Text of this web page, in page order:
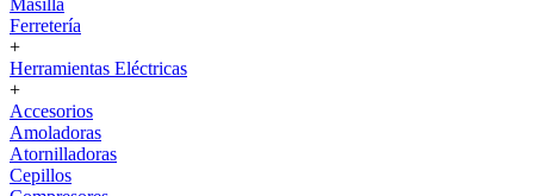
Masilla
Ferretería
+
Herramientas Eléctricas
+
Accesorios
Amoladoras
Atornilladoras
Cepillos